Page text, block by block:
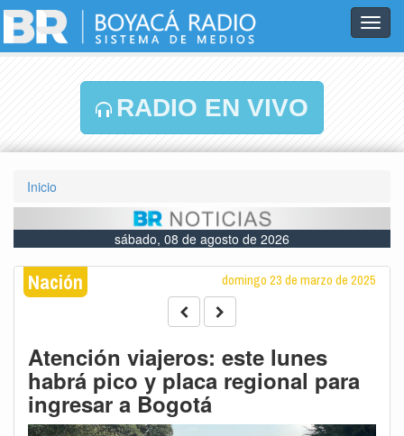
RADIO EN VIVO
Inicio
sábado, 08 de agosto de 2026
Nación domingo 23 de marzo de 2025
Atención viajeros: este lunes
habrá pico y placa regional para
ingresar a Bogotá